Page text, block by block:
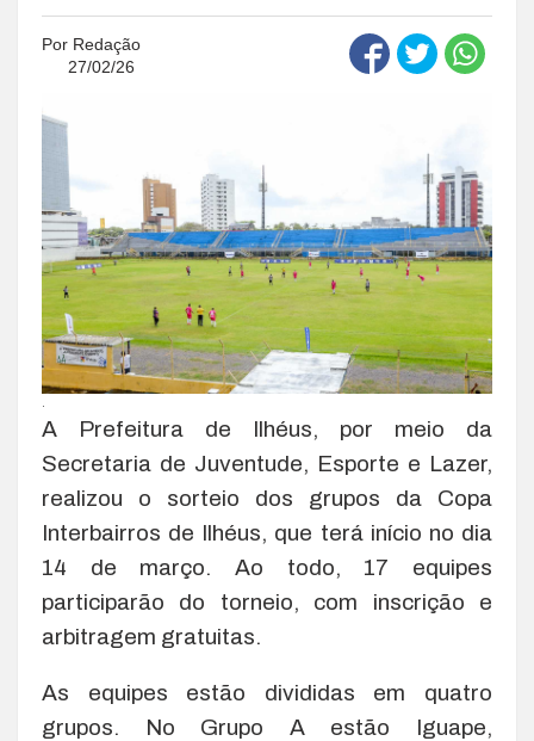
Por Redação
27/02/26
A Prefeitura de Ilhéus, por meio da
Secretaria de Juventude, Esporte e Lazer,
realizou o sorteio dos grupos da Copa
Interbairros de Ilhéus, que terá início no dia
14 de março. Ao todo, 17 equipes
participarão do torneio, com inscrição e
arbitragem gratuitas.
As equipes estão divididas em quatro
grupos. No Grupo A estão Iguape,